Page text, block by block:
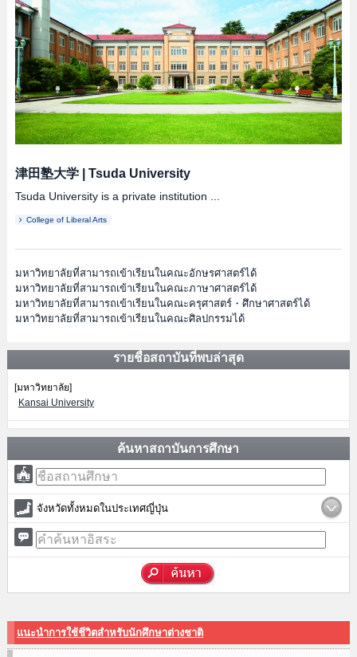
津田塾大学| Tsuda University
Tsuda University is a private institution ...
College of Liberal Arts
มหาวิทยาลัยที่สามารถเข้าเรียนในคณะอักษรศาสตร์ได้
มหาวิทยาลัยที่สามารถเข้าเรียนในคณะภาษาศาสตร์ได้
มหาวิทยาลัยที่สามารถเข้าเรียนในคณะครุศาสตร์・ศึกษาศาสตร์ได้
มหาวิทยาลัยที่สามารถเข้าเรียนในคณะศิลปกรรมได้
รายชื่อสถาบันที่พบล่าสุด
[มหาวิทยาลัย]
Kansai University
ค้นหาสถาบันการศึกษา
จังหวัดทั้งหมดในประเทศญี่ปุ่น
แนะนำการใช้ชีวิตสำหรับนักศึกษาต่างชาติ